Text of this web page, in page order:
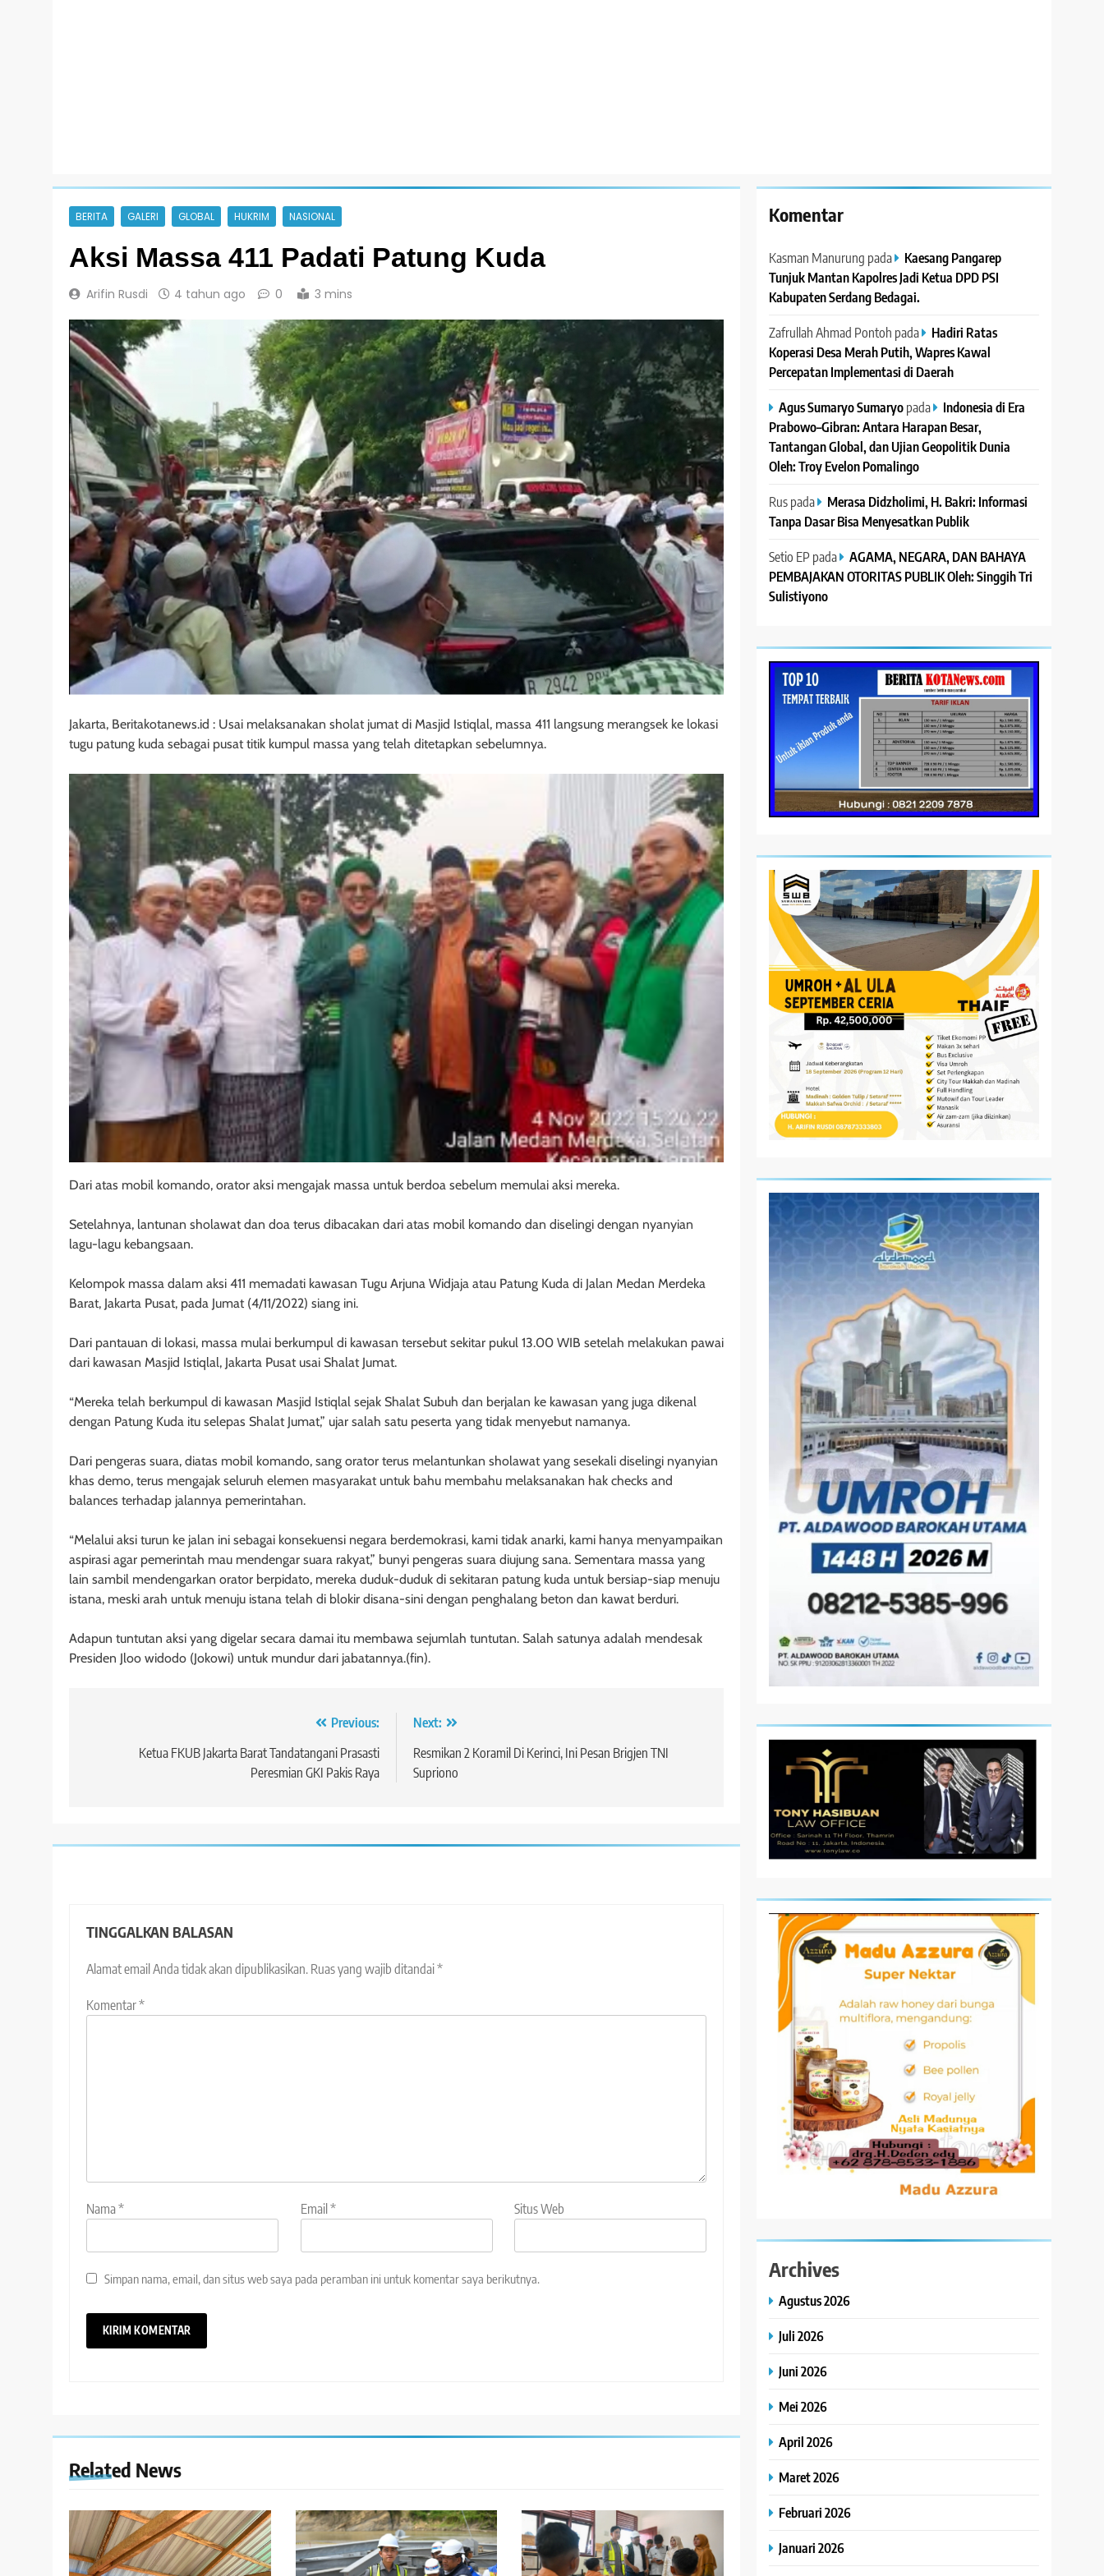
BERITA GALERI GLOBAL HUKRIM NASIONAL
Aksi Massa 411 Padati Patung Kuda
Arifin Rusdi 4 tahun ago 0 3 mins
Jakarta, Beritakotanews.id : Usai melaksanakan sholat jumat di Masjid Istiqlal, massa 411 langsung merangsek ke lokasi
tugu patung kuda sebagai pusat titik kumpul massa yang telah ditetapkan sebelumnya.
Dari atas mobil komando, orator aksi mengajak massa untuk berdoa sebelum memulai aksi mereka.
Setelahnya, lantunan sholawat dan doa terus dibacakan dari atas mobil komando dan diselingi dengan nyanyian
lagu-lagu kebangsaan.
Kelompok massa dalam aksi 411 memadati kawasan Tugu Arjuna Widjaja atau Patung Kuda di Jalan Medan Merdeka
Barat, Jakarta Pusat, pada Jumat (4/11/2022) siang ini.
Dari pantauan di lokasi, massa mulai berkumpul di kawasan tersebut sekitar pukul 13.00 WIB setelah melakukan pawai
dari kawasan Masjid Istiqlal, Jakarta Pusat usai Shalat Jumat.
“Mereka telah berkumpul di kawasan Masjid Istiqlal sejak Shalat Subuh dan berjalan ke kawasan yang juga dikenal
dengan Patung Kuda itu selepas Shalat Jumat,” ujar salah satu peserta yang tidak menyebut namanya.
Dari pengeras suara, diatas mobil komando, sang orator terus melantunkan sholawat yang sesekali diselingi nyanyian
khas demo, terus mengajak seluruh elemen masyarakat untuk bahu membahu melaksanakan hak checks and
balances terhadap jalannya pemerintahan.
“Melalui aksi turun ke jalan ini sebagai konsekuensi negara berdemokrasi, kami tidak anarki, kami hanya menyampaikan
aspirasi agar pemerintah mau mendengar suara rakyat,” bunyi pengeras suara diujung sana. Sementara massa yang
lain sambil mendengarkan orator berpidato, mereka duduk-duduk di sekitaran patung kuda untuk bersiap-siap menuju
istana, meski arah untuk menuju istana telah di blokir disana-sini dengan penghalang beton dan kawat berduri.
Adapun tuntutan aksi yang digelar secara damai itu membawa sejumlah tuntutan. Salah satunya adalah mendesak
Presiden Jloo widodo (Jokowi) untuk mundur dari jabatannya.(fin).
Previous:
Ketua FKUB Jakarta Barat Tandatangani Prasasti
Peresmian GKI Pakis Raya
Next:
Resmikan 2 Koramil Di Kerinci, Ini Pesan Brigjen TNI
Supriono
TINGGALKAN BALASAN
Alamat email Anda tidak akan dipublikasikan. Ruas yang wajib ditandai*
Komentar*
Nama* Email* Situs Web
Simpan nama, email, dan situs web saya pada peramban ini untuk komentar saya berikutnya.
Related News
Komentar
Kasman Manurung pada
Kaesang Pangarep
Tunjuk Mantan Kapolres Jadi Ketua DPD PSI
Kabupaten Serdang Bedagai. ‎ ‎
Zafrullah Ahmad Pontoh pada
Hadiri Ratas
Koperasi Desa Merah Putih, Wapres Kawal
Percepatan Implementasi di Daerah
Agus Sumaryo Sumaryopada
Indonesia di Era
Prabowo–Gibran: Antara Harapan Besar,
Tantangan Global, dan Ujian Geopolitik Dunia
Oleh: Troy Evelon Pomalingo
Ruspada
Merasa Didzholimi, H. Bakri: Informasi
Tanpa Dasar Bisa Menyesatkan Publik
Setio EP pada AGAMA, NEGARA, DAN BAHAYA
PEMBAJAKAN OTORITAS PUBLIK Oleh: Singgih Tri
Sulistiyono
Archives
Agustus 2026
Juli 2026
Juni 2026
Mei 2026
April 2026
Maret 2026
Februari 2026
Januari 2026